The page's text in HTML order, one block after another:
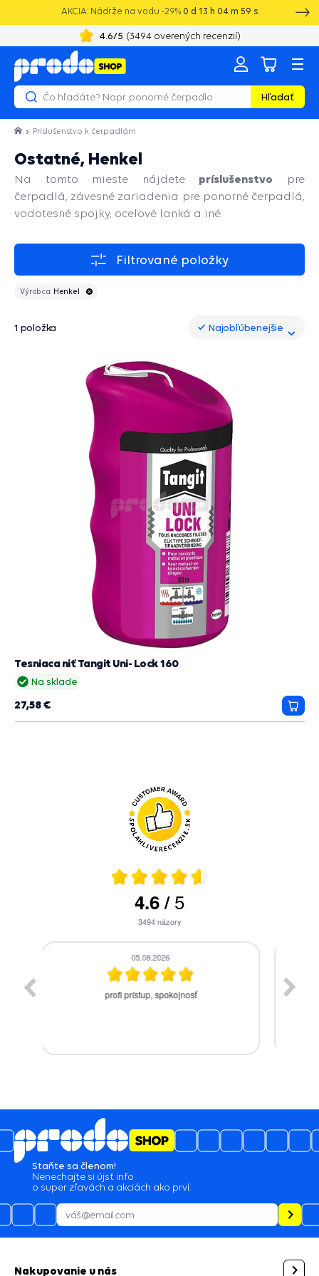
AKCIA: Nádrže na vodu -29% 0 d 13 h 04 m 58 s
4.6/5 (3494overených recenzií)
Hľadať
Príslušenstvo k čerpadlám
Ostatné, Henkel
Na tomto mieste nájdete príslušenstvo pre
čerpadlá, závesné zariadenia pre ponorné čerpadlá,
vodotesné spojky, oceľové lanká a iné.
Filtrované položky
Výrobca: Henkel
1 položka Najobľúbenejšie
Najobľúbenejšie
Na sklade
Tesniaca niť Tangit Uni- Lock 160
27,58 €
do
4.6/5
3494názory
05.08.2026
zaslanie tovaru skladom by som očakával
Staňte sa členom!
Nenechajte si újsť info
o super zľavách a akciách ako prví.
Nakupovanie u nás